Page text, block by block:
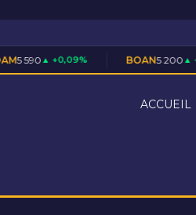
BOAN5 200 ▲ +2,46%
ACCUEIL